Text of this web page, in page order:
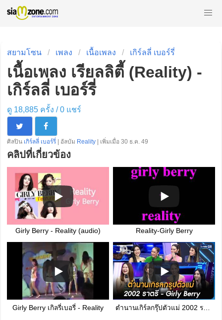
สยามโซน เพลง เนื้อเพลง เกิร์ลลี่ เบอร์รี่
เนื้อเพลง เรียลลิตี้ (Reality) -
เกิร์ลลี่ เบอร์รี่
ดู 18,885 ครั้ง /0แชร์
ศิลปิน เกิร์ลลี่ เบอร์รี่ | อัลบัม Reality | เพิ่มเมื่อ 30 ธ.ค. 49
คลิปที่เกี่ยวข้อง
Girly Berry - Reality (audio) Reality-Girly Berry
Girly Berry เกิลรี่เบอรี่ - Reality ตำนานเกิร์ลกรุ๊ปตัวแม่ 2002 ราตรี - Girly Berry | Highlight | แฉ 1 ก.ค. 66 | GMM25